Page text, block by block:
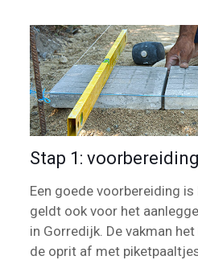
Stap 1: voorbereiding
Een goede voorbereiding
geldt ook voor het
in Gorredijk. De vakman
de oprit af met